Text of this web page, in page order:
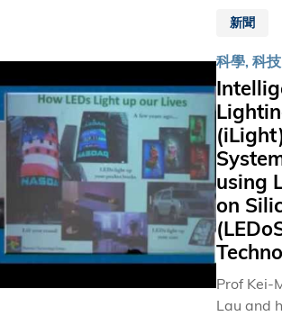
家人、
起慶祝
並獲嘉
許。科
大校長
與大學
高層管
理人員
亦參與
典禮，
表揚各
大學成
員堅守
校精神，
礎和應用
究。這個
念讓我們
芸芸學府
脫穎而出
備受國際
同。有關
研究成果
亦為社會
出豐碩貢
獻。 「小即
是美」，
新聞
科學, 科技
using
on
Prof Kei-
Lau and